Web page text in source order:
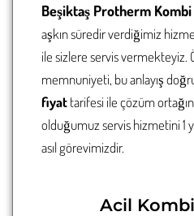
Beşiktaş Protherm
aşkın süredir verdiğimiz
ile sizlere servis vermekteyiz.
memnuniyeti, bu anlayış
fiyattarifesi ile çözüm
olduğumuz servis hizmetini 1
asıl görevimizdir.
Acil